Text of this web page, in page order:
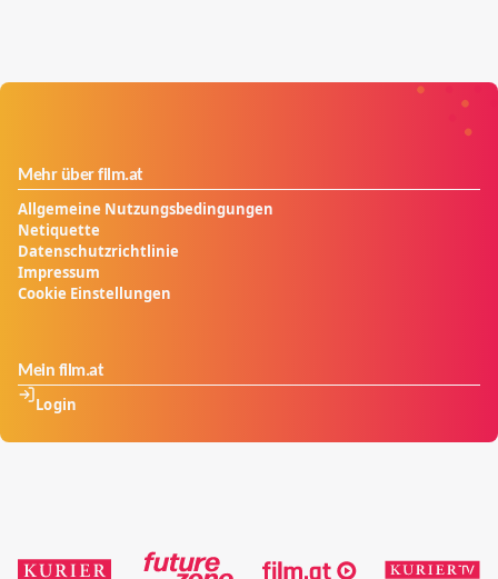
Erobern von Freiräumen – innerhalb der
Mehr über film.at
Allgemeine Nutzungsbedingungen
Netiquette
Datenschutzrichtlinie
Impressum
Cookie Einstellungen
Mein film.at
Login